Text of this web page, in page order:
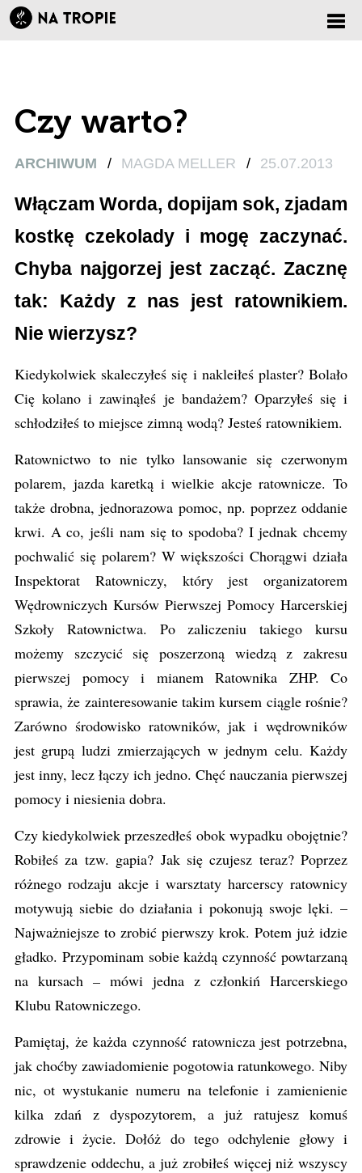
Czy warto?
ARCHIWUM / MAGDA MELLER / 25.07.2013
Włączam Worda, dopijam sok, zjadam
kostkę czekolady i mogę zaczynać.
Chyba najgorzej jest zacząć. Zacznę
tak: Każdy z nas jest ratownikiem.
Nie wierzysz?
Kiedykolwiek skaleczyłeś się i nakleiłeś plaster? Bolało
Cię kolano i zawinąłeś je bandażem? Oparzyłeś się i
schłodziłeś to miejsce zimną wodą? Jesteś ratownikiem.
Ratownictwo to nie tylko lansowanie się czerwonym
polarem, jazda karetką i wielkie akcje ratownicze. To
także drobna, jednorazowa pomoc, np. poprzez oddanie
krwi. A co, jeśli nam się to spodoba? I jednak chcemy
pochwalić się polarem? W większości Chorągwi działa
Inspektorat Ratowniczy, który jest organizatorem
Wędrowniczych Kursów Pierwszej Pomocy Harcerskiej
Szkoły Ratownictwa. Po zaliczeniu takiego kursu
możemy szczycić się poszerzoną wiedzą z zakresu
pierwszej pomocy i mianem Ratownika ZHP. Co
sprawia, że zainteresowanie takim kursem ciągle rośnie?
Zarówno środowisko ratowników, jak i wędrowników
jest grupą ludzi zmierzających w jednym celu. Każdy
jest inny, lecz łączy ich jedno. Chęć nauczania pierwszej
pomocy i niesienia dobra.
Czy kiedykolwiek przeszedłeś obok wypadku obojętnie?
Robiłeś za tzw. gapia? Jak się czujesz teraz? Poprzez
różnego rodzaju akcje i warsztaty harcerscy ratownicy
motywują siebie do działania i pokonują swoje lęki. –
Najważniejsze to zrobić pierwszy krok. Potem już idzie
gładko. Przypominam sobie każdą czynność powtarzaną
na kursach – mówi jedna z członkiń Harcerskiego
Klubu Ratowniczego.
Pamiętaj, że każda czynność ratownicza jest potrzebna,
jak choćby zawiadomienie pogotowia ratunkowego. Niby
nic, ot wystukanie numeru na telefonie i zamienienie
kilka zdań z dyspozytorem, a już ratujesz komuś
zdrowie i życie. Dołóż do tego odchylenie głowy i
sprawdzenie oddechu, a już zrobiłeś więcej niż wszyscy